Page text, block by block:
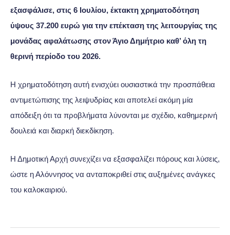
εξασφάλισε, στις 6 Ιουλίου, έκτακτη χρηματοδότηση
ύψους 37.200 ευρώ για την επέκταση της λειτουργίας της
μονάδας αφαλάτωσης στον Άγιο Δημήτριο καθ’ όλη τη
θερινή περίοδο του 2026.
Η χρηματοδότηση αυτή ενισχύει ουσιαστικά την προσπάθεια
αντιμετώπισης της λειψυδρίας και αποτελεί ακόμη μία
απόδειξη ότι τα προβλήματα λύνονται με σχέδιο, καθημερινή
δουλειά και διαρκή διεκδίκηση.
Η Δημοτική Αρχή συνεχίζει να εξασφαλίζει πόρους και λύσεις,
ώστε η Αλόννησος να ανταποκριθεί στις αυξημένες ανάγκες
του καλοκαιριού.